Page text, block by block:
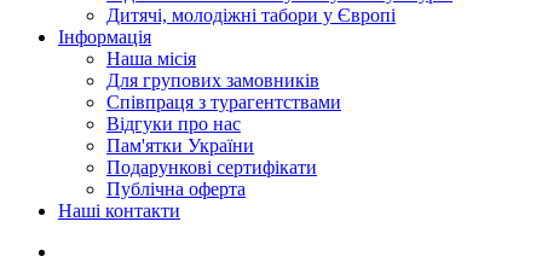
Дитячі, молодіжні табори у Європі
Інформація
Наша місія
Для групових замовників
Співпраця з турагентствами
Відгуки про нас
Пам'ятки України
Подарункові сертифікати
Публічна оферта
Наші контакти